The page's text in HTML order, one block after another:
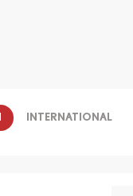
INTERNATIONAL